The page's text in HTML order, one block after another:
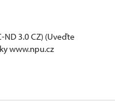
ND 3.0 CZ) (Uveďte
www.npu.cz